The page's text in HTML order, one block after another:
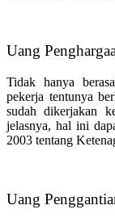
Uang
Tidak hanya
pekerja tentunya
sudah dikerjakan
jelasnya, hal ini
2003 tentang
Uang